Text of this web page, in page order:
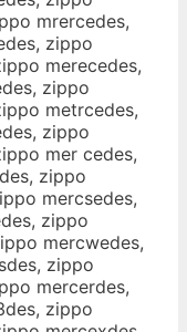
mrercedes,
zippo
merecedes,
zippo
metrcedes,
zippo
mer cedes,
zippo
mercsedes,
zippo
mercwedes,
zippo
mercerdes,
zippo